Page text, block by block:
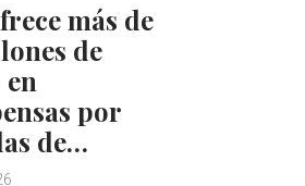
más de
de
por
de…